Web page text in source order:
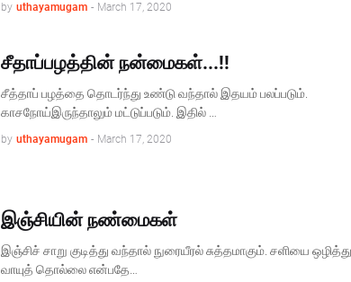
by uthayamugam - March 17, 2020
சீதாப்பழத்தின் நன்மைகள்...!!
சீத்தாப் பழத்தை தொடர்ந்து உண்டு வந்தால் இதயம் பலப்படும்.
காசநோய்இருந்தாலும் மட்டுப்படும். இதில் …
by uthayamugam - March 17, 2020
இஞ்சியின் நண்மைகள்
இஞ்சிச் சாறு குடித்து வந்தால் நுரையீரல் சுத்தமாகும். சளியை ஒழித்து
வாயுத் தொல்லை என்பதே…